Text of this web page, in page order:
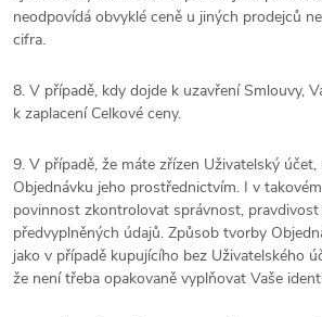
neodpovídá obvyklé ceně u jiných prodejců
cifra.
8. V případě, kdy dojde k uzavření Smlouvy,
k zaplacení Celkové ceny.
9. V případě, že máte zřízen Uživatelský
Objednávku jeho prostřednictvím. I v
povinnost zkontrolovat správnost,
předvyplněných údajů. Způsob tvorby
jako v případě kupujícího bez Uživatelského
že není třeba opakovaně vyplňovat Vaše